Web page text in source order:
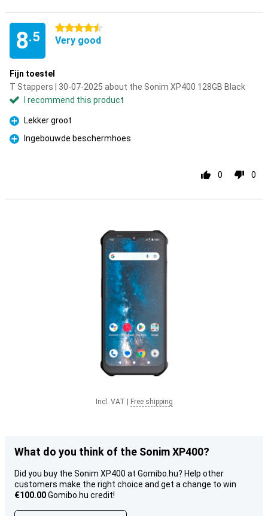
8.5
4.5 stars
Very good
Fijn toestel
T Stappers | 30-07-2025 about the Sonim XP400 128GB Black
I recommend this product
Pro
Lekker groot
Pro
Ingebouwde beschermhoes
0 0
Incl. VAT Free shipping
What do you think of the Sonim XP400?
Did you buy the Sonim XP400 at Gomibo.hu? Help other
customers make the right choice and get a change to win
€100.00Gomibo.hu credit!